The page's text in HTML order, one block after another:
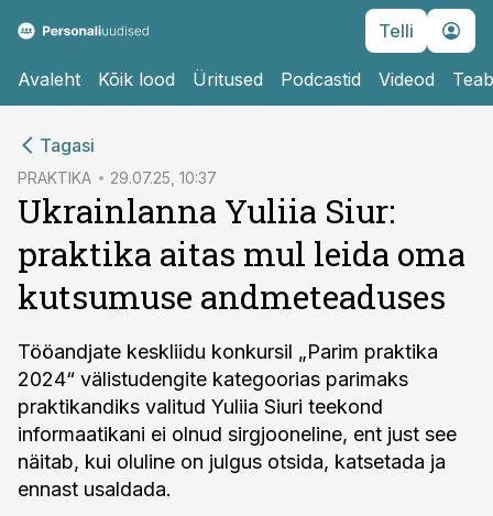
Telli
Avaleht Kõik lood Üritused Podcastid Videod
Tagasi
PRAKTIKA 29.07.25, 10:37
Ukrainlanna Yuliia Siur:
praktika aitas mul leida oma
kutsumuse andmeteaduses
Tööandjate keskliidu konkursil „Parim praktika
2024“ välistudengite kategoorias parimaks
praktikandiks valitud Yuliia Siuri teekond
informaatikani ei olnud sirgjooneline, ent just see
näitab, kui oluline on julgus otsida, katsetada ja
ennast usaldada.